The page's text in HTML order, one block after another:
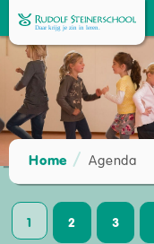
Home Agenda
1 2 3